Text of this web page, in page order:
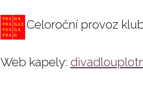
Celoroční provoz
Web kapely: